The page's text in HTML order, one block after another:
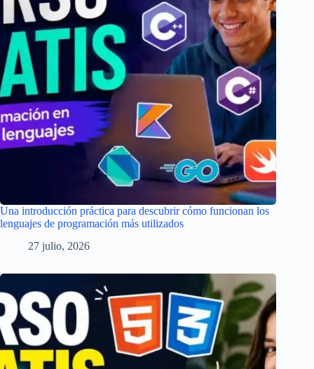
Una introducción práctica para descubrir cómo funcionan los
lenguajes de programación más utilizados
27 julio, 2026